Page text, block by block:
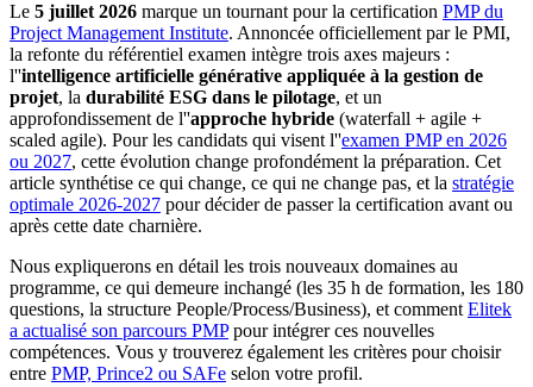
Le 5 juillet 2026 marque un tournant pour la certification PMP du
Project Management Institute. Annoncée officiellement par le PMI,
la refonte du référentiel examen intègre trois axes majeurs :
l''intelligence artificielle générative appliquée à la gestion de
projet, la durabilité ESG dans le pilotage, et un
approfondissement de l''approche hybride (waterfall + agile +
scaled agile). Pour les candidats qui visent l''examen PMP en 2026
ou 2027, cette évolution change profondément la préparation. Cet
article synthétise ce qui change, ce qui ne change pas, et la stratégie
optimale 2026-2027 pour décider de passer la certification avant ou
après cette date charnière.
Nous expliquerons en détail les trois nouveaux domaines au
programme, ce qui demeure inchangé (les 35 h de formation, les 180
questions, la structure People/Process/Business), et comment Elitek
a actualisé son parcours PMPpour intégrer ces nouvelles
compétences. Vous y trouverez également les critères pour choisir
entre PMP, Prince2 ou SAFe selon votre profil.